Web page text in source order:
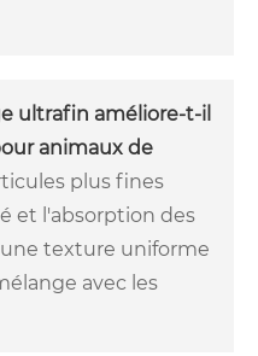
ultrafin améliore-t-il
animaux de
plus fines
et l'absorption des
texture uniforme
avec les